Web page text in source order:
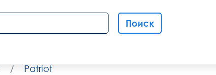
Поиск
/ Patriot